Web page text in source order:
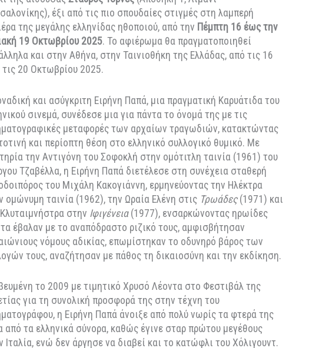
οθόνη», το οποίο διεξάγεται σε συνεργασία με τηνΤαινιοθήκη της
Ελλάδοςκαι τοΊδρυμα Μιχάλης Κακογιάννης. Πιο συγκεκριμένα, το
κοινό θα έχει την ευκαιρία να απολαύσει, στο αγαπημένο σινεφίλ
στέκι της αίθουσαςΣταύρος Τορνές(Αποθήκη 1, Λιμάνι
Θεσσαλονίκης), έξι από τις πιο σπουδαίες στιγμές στη λαμπερή
Κυριακή 19 Οκτωβρίου 2025. Το αφιέρωμα θα πραγματοποιηθεί
παράλληλα και στην Αθήνα, στην Ταινιοθήκη της Ελλάδας, από τις 16
έως τις 20 Οκτωβρίου 2025.
Η μοναδική και ασύγκριτη Ειρήνη Παπά, μια πραγματική Καρυάτιδα του
ελληνικού σινεμά, συνέδεσε μια για πάντα το όνομά της με τις
κινηματογραφικές μεταφορές των αρχαίων τραγωδιών, κατακτώντας
παντοτινή και περίοπτη θέση στο ελληνικό συλλογικό θυμικό. Με
αφετηρία την Αντιγόνη του Σοφοκλή στην ομότιτλη ταινία (1961) του
Γιώργου Τζαβέλλα, η Ειρήνη Παπά διετέλεσε στη συνέχεια σταθερή
συνοδοιπόρος του Μιχάλη Κακογιάννη, ερμηνεύοντας την Ηλέκτρα
την Κλυταιμνήστρα στηνΙφιγένεια(1977), ενσαρκώνοντας ηρωίδες
που τα έβαλαν με το αναπόδραστο ριζικό τους, αμφισβήτησαν
προαιώνιους νόμους αδικίας, επωμίστηκαν το οδυνηρό βάρος των
επιλογών τους, αναζήτησαν με πάθος τη δικαιοσύνη και την εκδίκηση.